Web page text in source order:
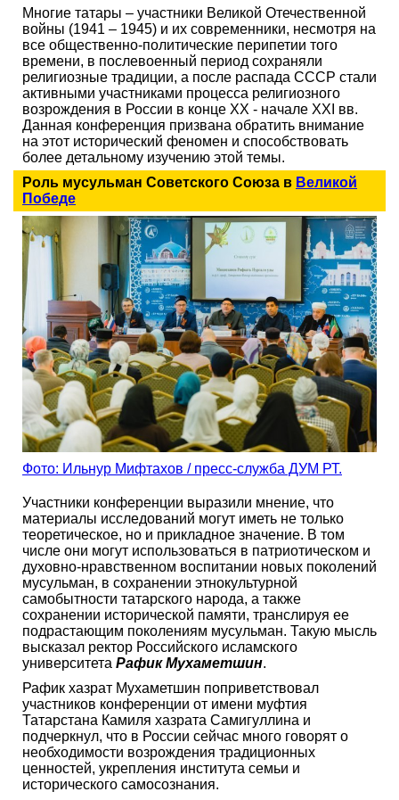
Многие татары – участники Великой Отечественной
войны (1941 – 1945) и их современники, несмотря на
все общественно-политические перипетии того
времени, в послевоенный период сохраняли
религиозные традиции, а после распада СССР стали
активными участниками процесса религиозного
возрождения в России в конце XX - начале XXI вв.
Данная конференция призвана обратить внимание
на этот исторический феномен и способствовать
более детальному изучению этой темы.
Роль мусульман Советского Союза в Великой
Победе
Фото: Ильнур Мифтахов / пресс-служба ДУМ РТ.
Участники конференции выразили мнение, что
материалы исследований могут иметь не только
теоретическое, но и прикладное значение. В том
числе они могут использоваться в патриотическом и
духовно-нравственном воспитании новых поколений
мусульман, в сохранении этнокультурной
самобытности татарского народа, а также
сохранении исторической памяти, транслируя ее
подрастающим поколениям мусульман. Такую мысль
высказал ректор Российского исламского
университета Рафик Мухаметшин.
Рафик хазрат Мухаметшин поприветствовал
участников конференции от имени муфтия
Татарстана Камиля хазрата Самигуллина и
подчеркнул, что в России сейчас много говорят о
необходимости возрождения традиционных
ценностей, укрепления института семьи и
исторического самосознания.